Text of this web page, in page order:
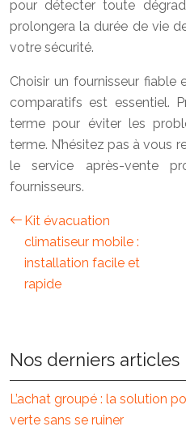
pour détecter toute
prolongera la durée de vie
votre sécurité.
Choisir un fournisseur fiable
comparatifs est essentiel.
terme pour éviter les
terme. N’hésitez pas à vous
le service après-vente
fournisseurs.
Kit évacuation
climatiseur mobile :
installation facile et
rapide
Nos derniers articles
L’achat groupé : la solution
verte sans se ruiner